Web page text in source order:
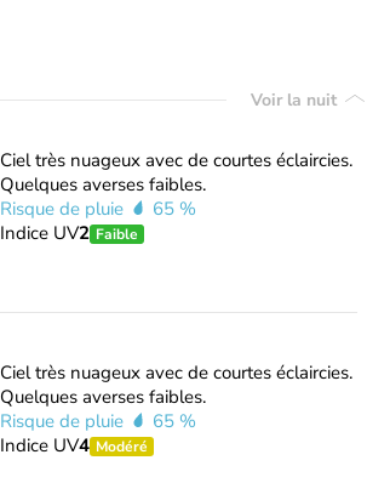
Voir la nuit
Ciel très nuageux avec de courtes éclaircies.
Quelques averses faibles.
Risque de pluie
65 %
Indice UV2 Faible
Ciel très nuageux avec de courtes éclaircies.
Quelques averses faibles.
Risque de pluie
65 %
Indice UV4 Modéré